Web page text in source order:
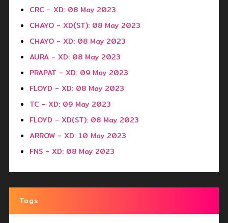
CRC - XD: 08 May 2023
CHAYO - XD(ST): 08 May 2023
CHAYO - XD: 08 May 2023
AURA - XD: 08 May 2023
PRAPAT - XD: 09 May 2023
FLOYD - XD: 08 May 2023
TC - XD: 09 May 2023
FLOYD - XD(ST): 08 May 2023
ARROW - XD: 10 May 2023
FNS - XD: 08 May 2023
Tags